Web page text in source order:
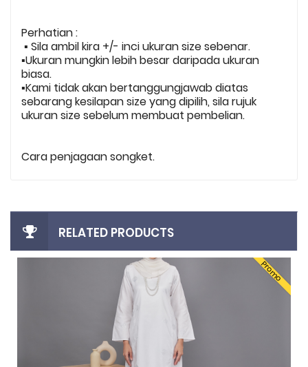
Perhatian :
▪️ Sila ambil kira +/- inci ukuran size sebenar.
▪️Ukuran mungkin lebih besar daripada ukuran
biasa.
▪️Kami tidak akan bertanggungjawab diatas
sebarang kesilapan size yang dipilih, sila rujuk
ukuran size sebelum membuat pembelian.
Cara penjagaan songket.
RELATED PRODUCTS
Promo